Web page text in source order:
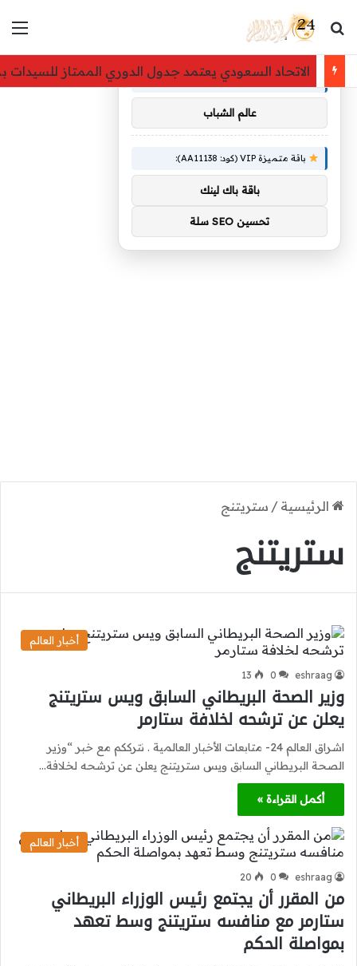
بحث عن
الاتحاد السعودي يعتمد جدول الدوري الممتاز للسيدات بمشاركة 8
الرئيسية / ستريتنج
ستريتنج
أخبار العالم
eshraag
0
13
وزير الصحة البريطاني السابق ويس ستريتنج
يعلن عن ترشحه لخلافة ستارمر
اشراق العالم 24- متابعات الأخبار العالمية . نترككم مع خبر “وزير
الصحة البريطاني السابق ويس ستريتنج يعلن عن ترشحه لخلافة…
أكمل القراءة »
أخبار العالم
eshraag
0
20
من المقرر أن يجتمع رئيس الوزراء البريطاني
ستارمر مع منافسه ستريتنج وسط تعهد
بمواصلة الحكم
توصيات :
عالم الشباب
باقة متميزة VIP (كود: AA11138):
باقة باك لينك
تحسين SEO سلة